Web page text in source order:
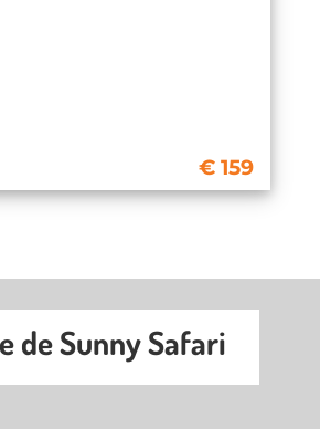
159
de Sunny Safari